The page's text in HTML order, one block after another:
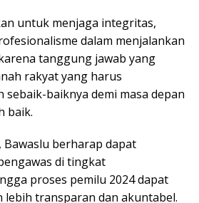
untuk menjaga integritas,
dalam menjalankan
tanggung jawab yang
rakyat yang harus
sebaik-baiknya demi masa depan
baik.
berharap dapat
di tingkat
proses pemilu 2024 dapat
lebih transparan dan akuntabel.